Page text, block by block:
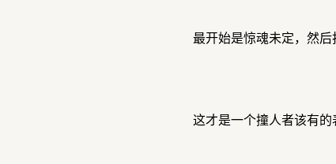
最开始是惊魂未定，然后
这才是一个撞人者该有的